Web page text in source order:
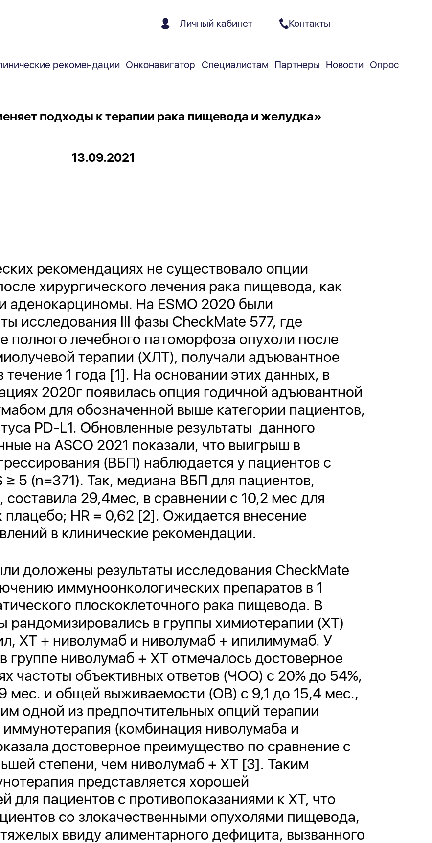
Личный кабинет Контакты
рекомендации Онконавигатор Специалистам Партнеры Новости Опрос
подходы к терапии рака пищевода и желудка»
13.09.2021
рекомендациях не существовало опции
хирургического лечения рака пищевода, как
аденокарциномы. На ESMO 2020 были
исследования III фазы CheckMate 577, где
полного лечебного патоморфоза опухоли после
терапии (ХЛТ), получали адъювантное
1 года [1]. На основании этих данных, в
2020г появилась опция годичной адъювантной
для обозначенной выше категории пациентов,
PD-L1. Обновленные результаты данного
на ASCO 2021 показали, что выигрыш в
(ВБП) наблюдается у пациентов с
≥ 5 (n=371). Так, медиана ВБП для пациентов,
29,4мес, в сравнении с 10,2 мес для
HR = 0,62 [2]. Ожидается внесение
в клинические рекомендации.
доложены результаты исследования CheckMate
иммуноонкологических препаратов в 1
плоскоклеточного рака пищевода. В
рандомизировались в группы химиотерапии (ХТ)
ХТ + ниволумаб и ниволумаб + ипилимумаб. У
группе ниволумаб + ХТ отмечалось достоверное
частоты объективных ответов (ЧОО) с 20% до 54%,
мес. и общей выживаемости (ОВ) с 9,1 до 15,4 мес.,
одной из предпочтительных опций терапии
(комбинация ниволумаба и
достоверное преимущество по сравнение с
степени, чем ниволумаб + ХТ [3]. Таким
представляется хорошей
для пациентов с противопоказаниями к ХТ, что
со злокачественными опухолями пищевода,
ввиду алиментарного дефицита, вызванного